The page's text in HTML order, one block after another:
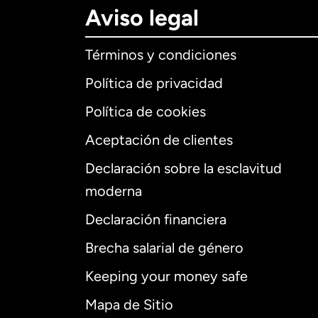
Aviso legal
Términos y condiciones
Política de privacidad
Política de cookies
Aceptación de clientes
Declaración sobre la esclavitud
moderna
Declaración financiera
Brecha salarial de género
Keeping your money safe
Mapa de Sitio
Internacional
Alemania